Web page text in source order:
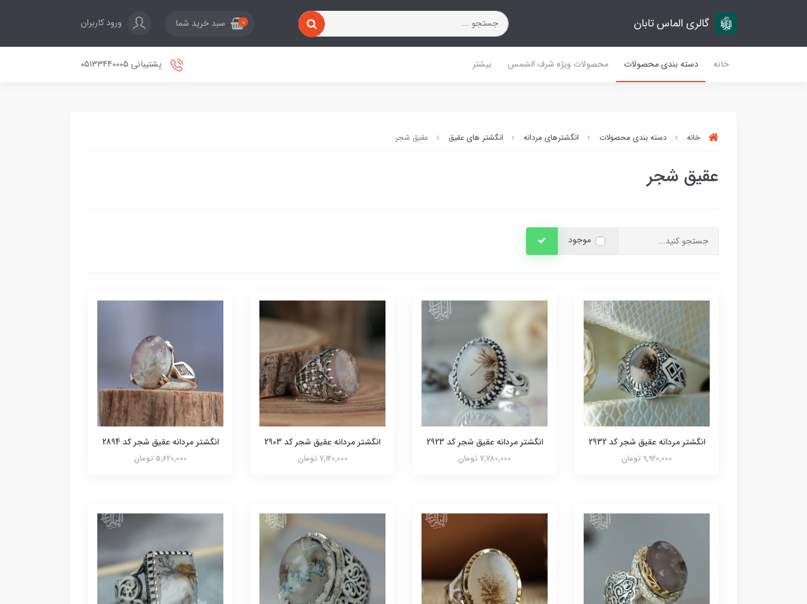
گالری الماس تابان 0 سبد خرید شما ورود کاربران
خانه دسته بندی محصولات محصولات ویژه شرف الشمس بیشتر پشتیبانی 05133440005
خانه دسته بندی محصولات انگشترهای مردانه انگشتر های عقیق عقیق شجر
عقیق شجر
موجود
انگشتر مردانه عقیق شجر کد 2932
9,920,000 تومان
انگشتر مردانه عقیق شجر کد 2923
7,780,000 تومان
انگشتر مردانه عقیق شجر کد 2903
7,120,000 تومان
انگشتر مردانه عقیق شجر کد 2894
5,620,000 تومان